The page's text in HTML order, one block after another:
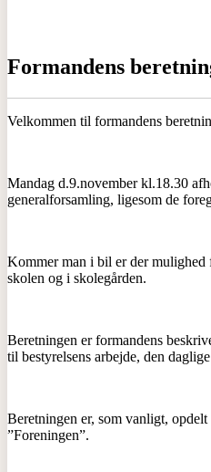
Formandens
Velkommen til formandens
Mandag d.9.november kl.18.30
generalforsamling, ligesom de
Kommer man i bil er der
skolen og i skolegården.
Beretningen er formandens
til bestyrelsens arbejde, den
Beretningen er, som vanligt,
”Foreningen”.